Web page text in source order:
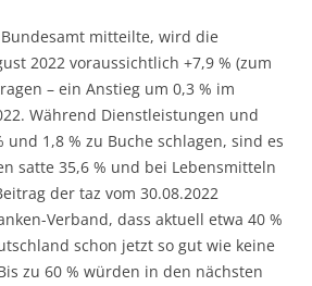
mitteilte, wird die
2022 voraussichtlich +7,9 % (zum
– ein Anstieg um 0,3 % im
Während Dienstleistungen und
1,8 % zu Buche schlagen, sind es
satte 35,6 % und bei Lebensmitteln
der taz vom 30.08.2022
Verband, dass aktuell etwa 40 %
schon jetzt so gut wie keine
zu 60 % würden in den nächsten